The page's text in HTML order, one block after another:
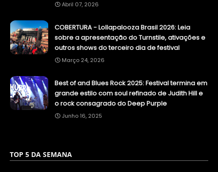
Abril 07, 2026
COBERTURA - Lollapalooza Brasil 2026: Leia
sobre a apresentação do Turnstile, ativações e
outros shows do terceiro dia de festival
Março 24, 2026
Best of and Blues Rock 2025: Festival termina em
grande estilo com soul refinado de Judith Hill e
o rock consagrado do Deep Purple
Junho 16, 2025
TOP 5 DA SEMANA